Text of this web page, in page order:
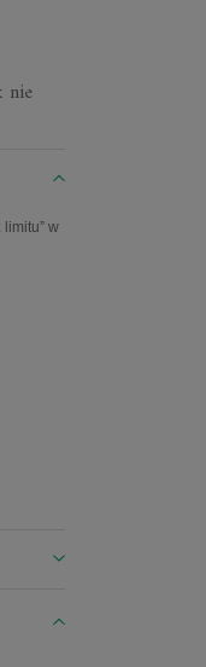
nie
w